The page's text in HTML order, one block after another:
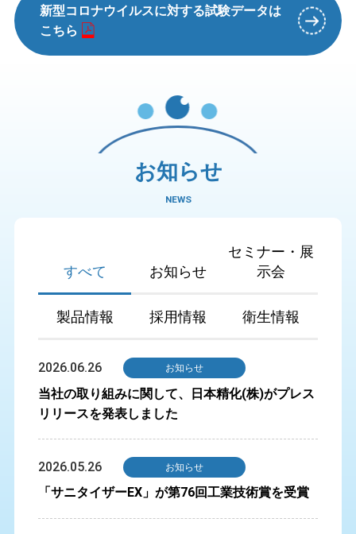
詳細はこちらから
新型コロナウイルスに対する試験データは
こちら
詳細はこちらから
ジェットタオルはこちらから
詳細はこちらから
採用情報はこちら
お知らせ
NEWS
すべて お知らせ
セミナー・展
示会
製品情報 採用情報 衛生情報
2026.06.26 お知らせ
当社の取り組みに関して、日本精化(株)がプレス
リリースを発表しました
2026.05.26 お知らせ
「サニタイザーEX」が第76回工業技術賞を受賞